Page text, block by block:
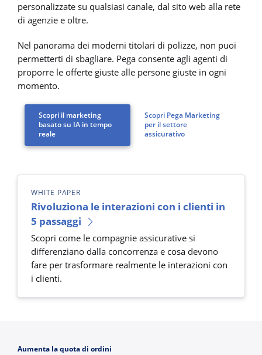
personalizzate su qualsiasi canale, dal sito web alla rete
di agenzie e oltre.
Nel panorama dei moderni titolari di polizze, non puoi
permetterti di sbagliare. Pega consente agli agenti di
proporre le offerte giuste alle persone giuste in ogni
momento.
Scopri il marketing
basato su IA in tempo
reale
Scopri Pega Marketing
per il settore
assicurativo
WHITE PAPER
Rivoluziona le interazioni con i clienti in
5 passaggi
Scopri come le compagnie assicurative si
differenziano dalla concorrenza e cosa devono
fare per trasformare realmente le interazioni con
i clienti.
Aumenta la quota di ordini